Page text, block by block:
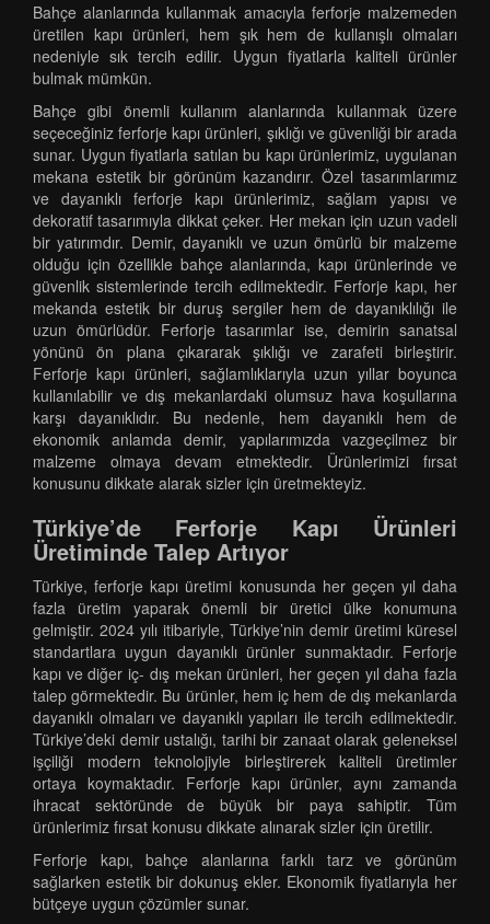
Bahçe alanlarında kullanmak amacıyla ferforje malzemeden
üretilen kapı ürünleri, hem şık hem de kullanışlı olmaları
nedeniyle sık tercih edilir. Uygun fiyatlarla kaliteli ürünler
bulmak mümkün.
Bahçe gibi önemli kullanım alanlarında kullanmak üzere
seçeceğiniz ferforje kapı ürünleri, şıklığı ve güvenliği bir arada
sunar. Uygun fiyatlarla satılan bu kapı ürünlerimiz, uygulanan
mekana estetik bir görünüm kazandırır. Özel tasarımlarımız
ve dayanıklı ferforje kapı ürünlerimiz, sağlam yapısı ve
dekoratif tasarımıyla dikkat çeker. Her mekan için uzun vadeli
bir yatırımdır. Demir, dayanıklı ve uzun ömürlü bir malzeme
olduğu için özellikle bahçe alanlarında, kapı ürünlerinde ve
güvenlik sistemlerinde tercih edilmektedir. Ferforje kapı, her
mekanda estetik bir duruş sergiler hem de dayanıklılığı ile
uzun ömürlüdür. Ferforje tasarımlar ise, demirin sanatsal
yönünü ön plana çıkararak şıklığı ve zarafeti birleştirir.
Ferforje kapı ürünleri, sağlamlıklarıyla uzun yıllar boyunca
kullanılabilir ve dış mekanlardaki olumsuz hava koşullarına
karşı dayanıklıdır. Bu nedenle, hem dayanıklı hem de
ekonomik anlamda demir, yapılarımızda vazgeçilmez bir
malzeme olmaya devam etmektedir. Ürünlerimizi fırsat
konusunu dikkate alarak sizler için üretmekteyiz.
Türkiye’de Ferforje Kapı Ürünleri
Üretiminde Talep Artıyor
Türkiye, ferforje kapı üretimi konusunda her geçen yıl daha
fazla üretim yaparak önemli bir üretici ülke konumuna
gelmiştir. 2024 yılı itibariyle, Türkiye’nin demir üretimi küresel
standartlara uygun dayanıklı ürünler sunmaktadır. Ferforje
kapı ve diğer iç- dış mekan ürünleri, her geçen yıl daha fazla
talep görmektedir. Bu ürünler, hem iç hem de dış mekanlarda
dayanıklı olmaları ve dayanıklı yapıları ile tercih edilmektedir.
Türkiye’deki demir ustalığı, tarihi bir zanaat olarak geleneksel
işçiliği modern teknolojiyle birleştirerek kaliteli üretimler
ortaya koymaktadır. Ferforje kapı ürünler, aynı zamanda
ihracat sektöründe de büyük bir paya sahiptir. Tüm
ürünlerimiz fırsat konusu dikkate alınarak sizler için üretilir.
Ferforje kapı, bahçe alanlarına farklı tarz ve görünüm
sağlarken estetik bir dokunuş ekler. Ekonomik fiyatlarıyla her
bütçeye uygun çözümler sunar.